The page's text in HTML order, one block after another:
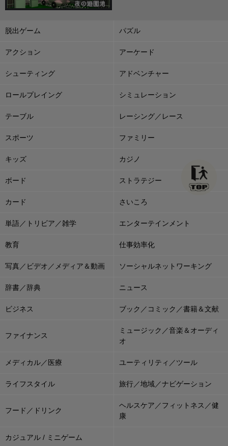
脱出ゲーム パズル
アクション アーケード
シューティング アドベンチャー
ロールプレイング シミュレーション
テーブル レーシング／レース
スポーツ ファミリー
キッズ カジノ
ボード ストラテジー
カード さいころ
単語／トリビア／雑学 エンターテインメント
教育 仕事効率化
写真／ビデオ／メディア＆動画 ソーシャルネットワーキング
辞書／辞典 ニュース
ビジネス ブック／コミック／書籍＆文献
ファイナンス
ミュージック／音楽＆オーディ
オ
メディカル／医療 ユーティリティ／ツール
ライフスタイル 旅行／地域／ナビゲーション
フード／ドリンク
ヘルスケア／フィットネス／健
康
カジュアル / ミニゲーム